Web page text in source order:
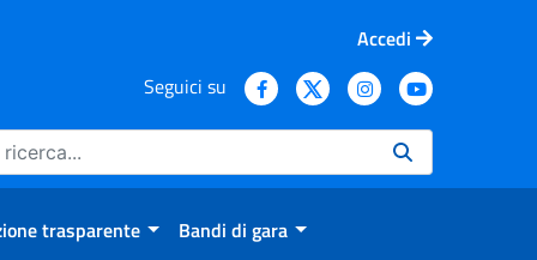
Accedi
Seguici su
trasparente Bandi di gara